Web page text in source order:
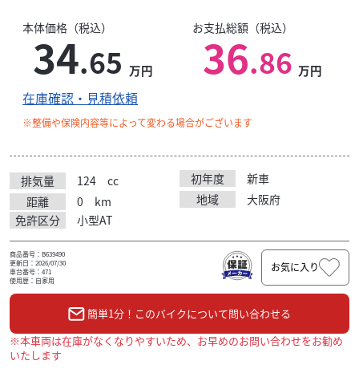
本体価格（税込）
34.65 万円
お支払総額（税込）
36.86 万円
在庫確認・見積依頼
※整備や保険内容等によって変わる場合がございます
排気量 124 cc 初年度
新車
距離
0 km 地域
大阪府
免許区分
小型AT
商品番号：B639490
更新日：2026/07/30
車台番号：471
使用歴：自家用
お気に入り
簡単1分！このバイクについて問い合わせる
※本車両は在庫がなくなりやすいため、お早めのお問い合わせをお勧め
いたします